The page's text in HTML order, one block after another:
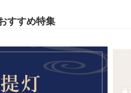
すすめ特集